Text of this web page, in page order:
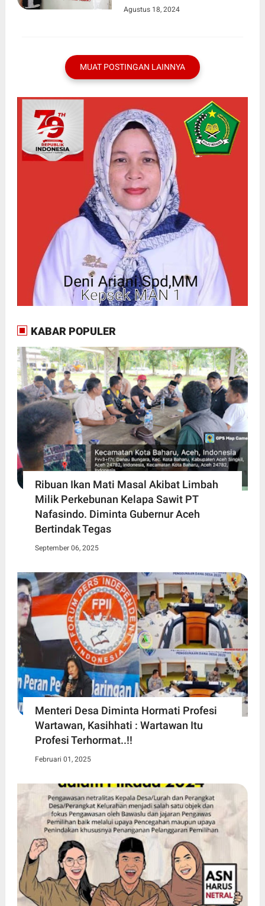
Agustus 18, 2024
MUAT POSTINGAN LAINNYA
KABAR POPULER
Ribuan Ikan Mati Masal Akibat Limbah
Milik Perkebunan Kelapa Sawit PT
Nafasindo. Diminta Gubernur Aceh
Bertindak Tegas
September 06, 2025
Menteri Desa Diminta Hormati Profesi
Wartawan, Kasihhati : Wartawan Itu
Profesi Terhormat..!!
Februari 01, 2025